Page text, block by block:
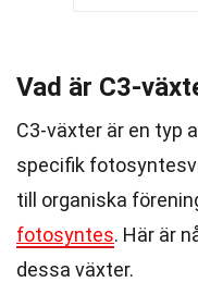
Vad är C3-
C3-växter är en typ
specifik
till organiska
fotosyntes. Här är
dessa växter.